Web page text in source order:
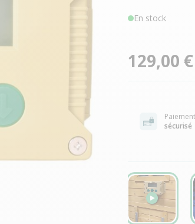
En stock
129,00 €
Paiement
sécurisé